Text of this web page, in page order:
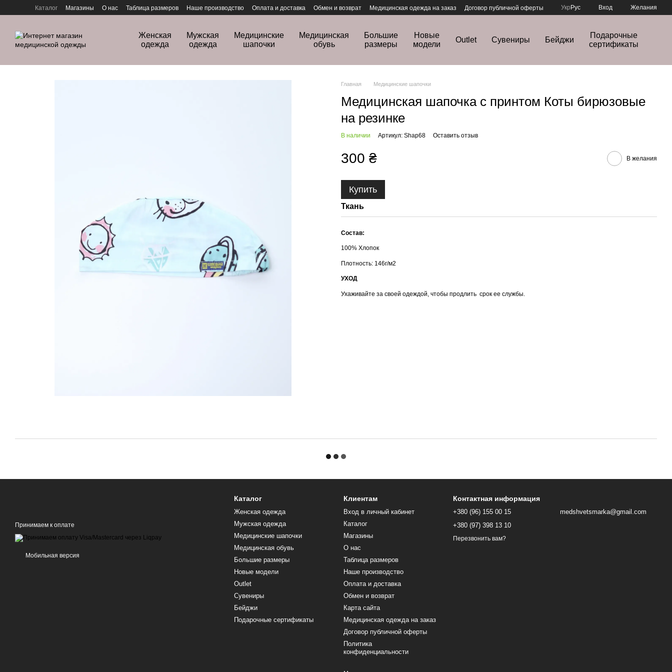
Перейти к основному контенту
Каталог Магазины О нас Таблица размеров Наше производство Оплата и доставка Обмен и возврат Медицинская одежда на заказ
Договор публичной оферты
Укр Рус Вход Желания
Женская
одежда
Мужская
одежда
Медицинские
шапочки
Медицинская
обувь
Большие
размеры
Новые
модели
Outlet Сувениры Бейджи
Подарочные
сертификаты
Главная Медицинские шапочки
Медицинская шапочка с принтом Коты бирюзовые
на резинке
В наличии Артикул: Shap68 Оставить отзыв
300 ₴ В желания
Купить
Ткань
Состав:
100% Хлопок
Плотность: 146г/м2
УХОД
Ухаживайте за своей одеждой, чтобы продлить срок ее службы.
Принимаем к оплате
Мобильная версия
Каталог
Женская одежда
Мужская одежда
Медицинские шапочки
Медицинская обувь
Большие размеры
Новые модели
Outlet
Сувениры
Бейджи
Подарочные сертификаты
Клиентам
Вход в личный кабинет
Каталог
Магазины
О нас
Таблица размеров
Наше производство
Оплата и доставка
Обмен и возврат
Карта сайта
Медицинская одежда на заказ
Договор публичной оферты
Политика
конфиденциальности
Контактная информация
+380 (96) 155 00 15
+380 (97) 398 13 10
Перезвонить вам?
medshvetsmarka@gmail.com